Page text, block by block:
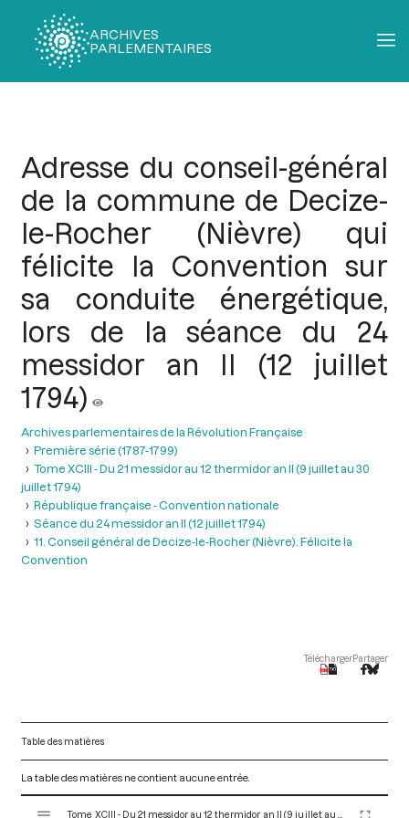
ARCHIVES
PARLEMENTAIRES
Adresse du conseil-général
de la commune de Decize-
le-Rocher (Nièvre) qui
félicite la Convention sur
sa conduite énergétique,
lors de la séance du 24
messidor an II (12 juillet
1794)
Archives parlementaires de la Révolution Française
Première série (1787-1799)
Tome XCIII - Du 21 messidor au 12 thermidor an II (9 juillet au 30
juillet 1794)
République française - Convention nationale
Séance du 24 messidor an II (12 juillet 1794)
11. Conseil général de Decize-le-Rocher (Nièvre). Félicite la
Convention
TéléchargerPartager
Table des matières
La table des matières ne contient aucune entrée.